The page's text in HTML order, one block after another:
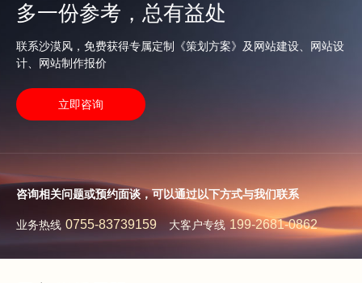
多一份参考，总有益处
联系沙漠风，免费获得专属定制《策划方案》及网站建设、网站设
计、网站制作报价
立即咨询
咨询相关问题或预约面谈，可以通过以下方式与我们联系
业务热线 0755-83739159 大客户专线 199-2681-0862